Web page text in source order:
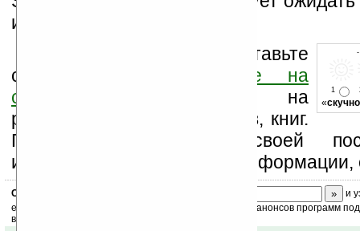
или в начале 2008 года.
1
«скучно
Оцените новость и оставьте
свой комментарий
ниже на
странице
на
рассылку новостей, файлов, книг.
Поддержите Ладошки своей
изучением коммерческой
Скоро
и
ежедневный или еженедельный дайджест новостей, анонсов программ
ваш почтовый ящик.